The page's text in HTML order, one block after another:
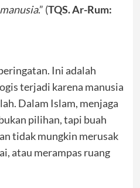
.” (TQS. Ar-Rum:
Ini adalah
terjadi karena manusia
Dalam Islam, menjaga
pilihan, tapi buah
tidak mungkin merusak
atau merampas ruang